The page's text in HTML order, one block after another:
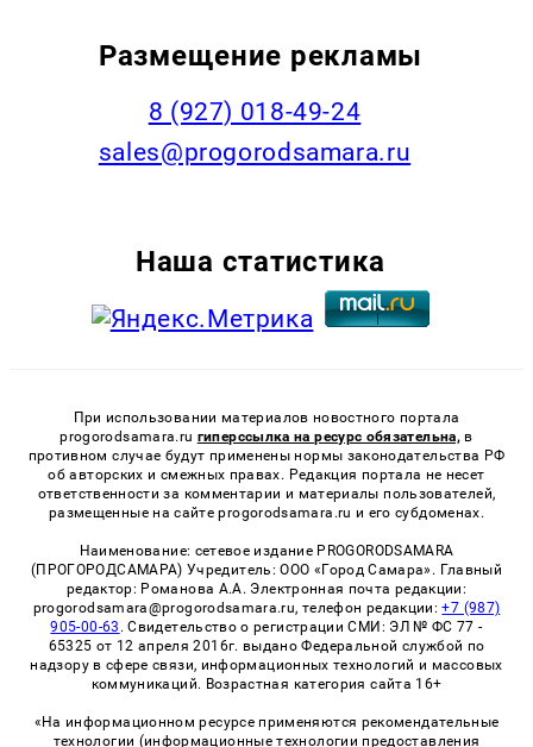
Размещение рекламы
8 (927) 018-49-24
sales@progorodsamara.ru
Наша статистика
При использовании материалов новостного портала
progorodsamara.ru гиперссылка на ресурс обязательна, в
противном случае будут применены нормы законодательства РФ
об авторских и смежных правах. Редакция портала не несет
ответственности за комментарии и материалы пользователей,
размещенные на сайте progorodsamara.ru и его субдоменах.
Наименование: сетевое издание PROGORODSAMARA
(ПРОГОРОДСАМАРА) Учредитель: ООО «Город Самара». Главный
редактор: Романова А.А. Электронная почта редакции:
progorodsamara@progorodsamara.ru, телефон редакции:+7 (987)
905-00-63 . Свидетельство о регистрации СМИ: ЭЛ № ФС 77 -
65325 от 12 апреля 2016г. выдано Федеральной службой по
надзору в сфере связи, информационных технологий и массовых
коммуникаций. Возрастная категория сайта 16+
«На информационном ресурсе применяются рекомендательные
технологии (информационные технологии предоставления